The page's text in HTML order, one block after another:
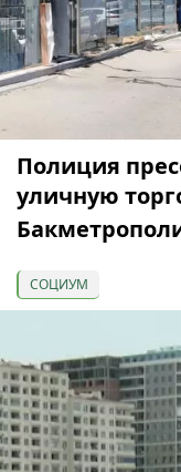
Полиция
уличную
СОЦИУМ